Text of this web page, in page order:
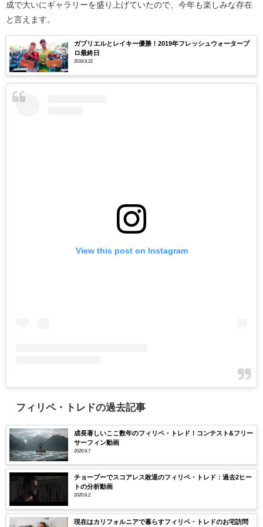
成で大いにギャラリーを盛り上げていたので、今年も楽しみな存在
と言えます。
ガブリエルとレイキー優勝！2019年フレッシュウォータープ
ロ最終日
2019.9.22
View this post on Instagram
フィリペ・トレドの過去記事
成長著しいここ数年のフィリペ・トレド！コンテスト&フリー
サーフィン動画
2020.9.7
チョープーでスコアレス敗退のフィリペ・トレド：過去2ヒー
トの分析動画
2020.6.2
現在はカリフォルニアで暮らすフィリペ・トレドのお宅訪問